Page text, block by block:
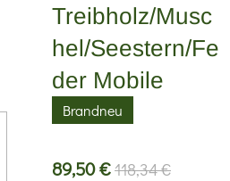
Treibholz/Musc
hel/Seestern/Fe
der Mobile
Brandneu
89,50 €118,34 €